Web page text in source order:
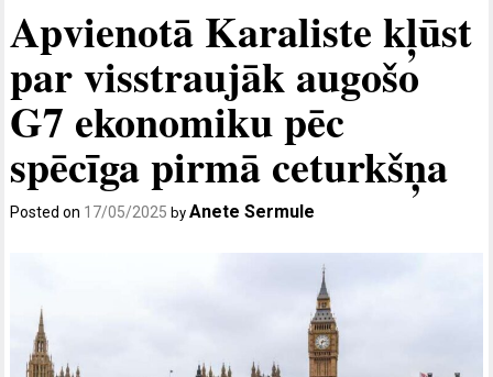
Apvienotā Karaliste kļūst
par visstraujāk augošo
G7 ekonomiku pēc
spēcīga pirmā ceturkšņa
Posted on 17/05/2025 byAnete Sermule